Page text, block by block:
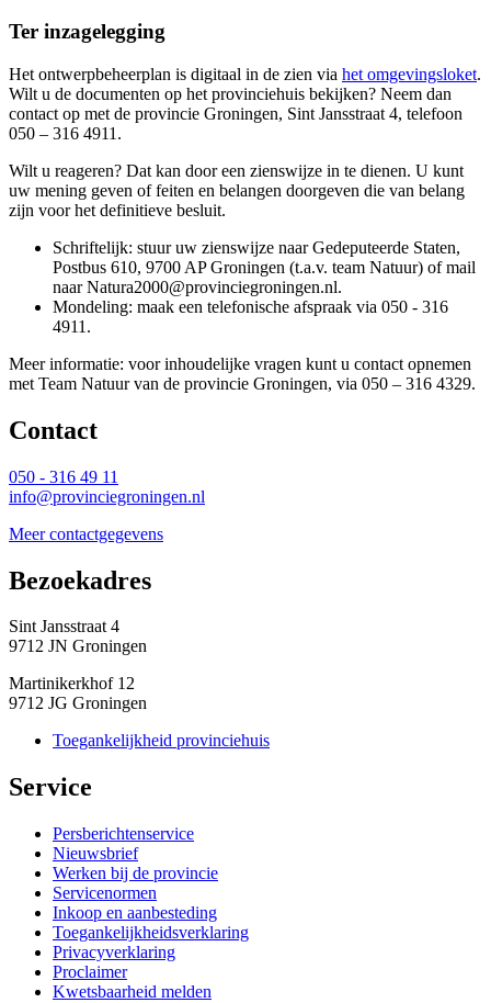
Ter inzagelegging
Het ontwerpbeheerplan is digitaal in de zien via het omgevingsloket.
Wilt u de documenten op het provinciehuis bekijken? Neem dan
contact op met de provincie Groningen, Sint Jansstraat 4, telefoon
050 – 316 4911.
Wilt u reageren? Dat kan door een zienswijze in te dienen. U kunt
uw mening geven of feiten en belangen doorgeven die van belang
zijn voor het definitieve besluit.
Schriftelijk: stuur uw zienswijze naar Gedeputeerde Staten,
Postbus 610, 9700 AP Groningen (t.a.v. team Natuur) of mail
naar Natura2000@provinciegroningen.nl.
Mondeling: maak een telefonische afspraak via 050 - 316
4911.
Meer informatie: voor inhoudelijke vragen kunt u contact opnemen
met Team Natuur van de provincie Groningen, via 050 – 316 4329.
Contact
050 - 316 49 11
info@provinciegroningen.nl
Meer contactgegevens
Bezoekadres
Sint Jansstraat 4
9712 JN Groningen
Martinikerkhof 12
9712 JG Groningen
Toegankelijkheid provinciehuis
Service
Persberichtenservice
Nieuwsbrief
Werken bij de provincie
Servicenormen
Inkoop en aanbesteding
Toegankelijkheidsverklaring
Privacyverklaring
Proclaimer
Kwetsbaarheid melden